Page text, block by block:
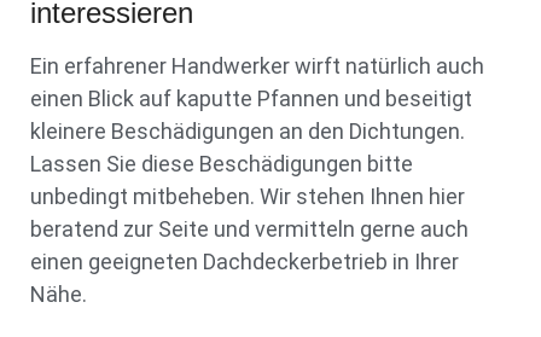
interessieren
Ein erfahrener Handwerker wirft natürlich auch
einen Blick auf kaputte Pfannen und beseitigt
kleinere Beschädigungen an den Dichtungen.
Lassen Sie diese Beschädigungen bitte
unbedingt mitbeheben. Wir stehen Ihnen hier
beratend zur Seite und vermitteln gerne auch
einen geeigneten Dachdeckerbetrieb in Ihrer
Nähe.